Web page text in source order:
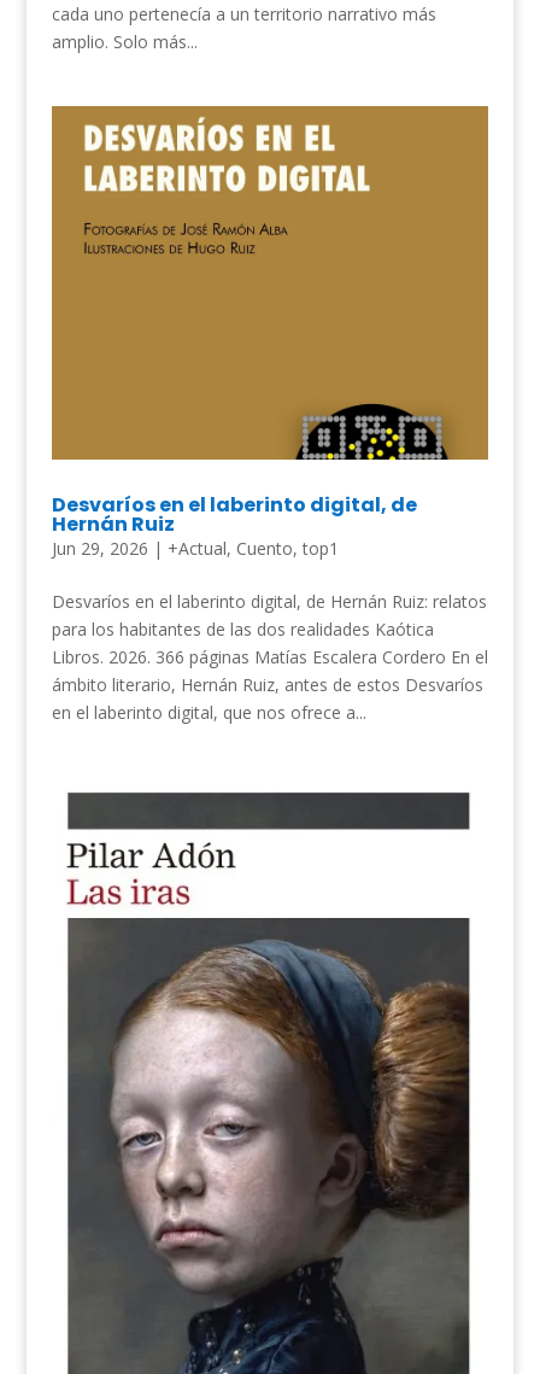
cada uno pertenecía a un territorio narrativo más
amplio. Solo más...
Desvaríos en el laberinto digital, de
Hernán Ruiz
Jun 29, 2026 | +Actual, Cuento,top1
Desvaríos en el laberinto digital, de Hernán Ruiz: relatos
para los habitantes de las dos realidades Kaótica
Libros. 2026. 366 páginas Matías Escalera Cordero En el
ámbito literario, Hernán Ruiz, antes de estos Desvaríos
en el laberinto digital, que nos ofrece a...